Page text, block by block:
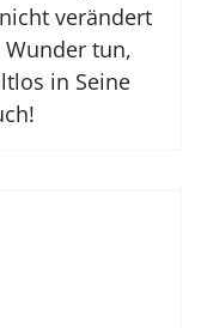
verändert
tun,
in Seine